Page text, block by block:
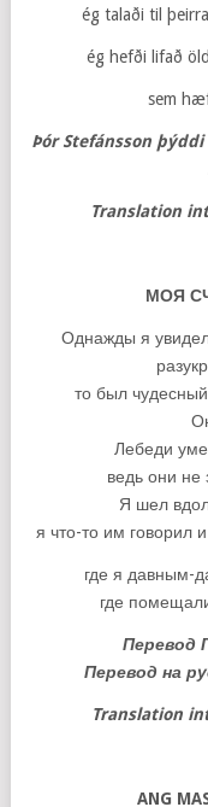
ég talaði til
ég hefði lifað
sem
Þór Stefánsson þýddi
Translation
МОЯ
Однажды я увидел
то был
Лебеди
ведь они не
Я шел
я что-то им говорил
где я давным-
где
Перевод
Перевод на
Translation
ANG